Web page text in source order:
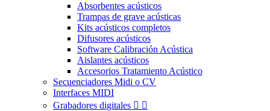
Absorbentes acústicos
Trampas de grave acústicas
Kits acústicos completos
Difusores acústicos
Software Calibración Acústica
Aislantes acústicos
Accesorios Tratamiento Acústico
Secuenciadores Midi o CV
Interfaces MIDI
Grabadores digitales  